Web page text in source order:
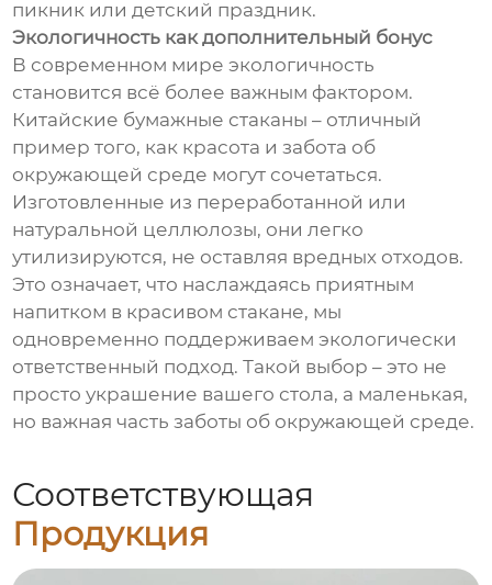
пикник или детский праздник.
Экологичность как дополнительный бонус
В современном мире экологичность
становится всё более важным фактором.
Китайские бумажные стаканы – отличный
пример того, как красота и забота об
окружающей среде могут сочетаться.
Изготовленные из переработанной или
натуральной целлюлозы, они легко
утилизируются, не оставляя вредных отходов.
Это означает, что наслаждаясь приятным
напитком в красивом стакане, мы
одновременно поддерживаем экологически
ответственный подход. Такой выбор – это не
просто украшение вашего стола, а маленькая,
но важная часть заботы об окружающей среде.
Соответствующая
Продукция